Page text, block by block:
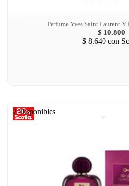
Perfume Yves Saint Laurent Y
$ 10.800
$ 8.640 con
2 Disponibles